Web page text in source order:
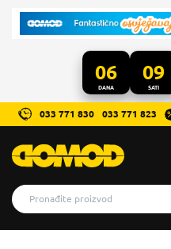
06
DANA
09
SATI
033 771 830 033 771 823